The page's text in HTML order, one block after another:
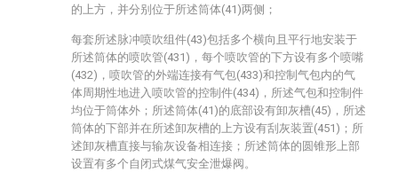
的上方，并分别位于所述筒体(41)两侧；
每套所述脉冲喷吹组件(43)包括多个横向且平行地安装于
所述筒体的喷吹管(431)，每个喷吹管的下方设有多个喷嘴
(432)，喷吹管的外端连接有气包(433)和控制气包内的气
体周期性地进入喷吹管的控制件(434)，所述气包和控制件
均位于筒体外；所述筒体(41)的底部设有卸灰槽(45)，所述
筒体的下部并在所述卸灰槽的上方设有刮灰装置(451)；所
述卸灰槽直接与输灰设备相连接；所述筒体的圆锥形上部
设置有多个自闭式煤气安全泄爆阀。